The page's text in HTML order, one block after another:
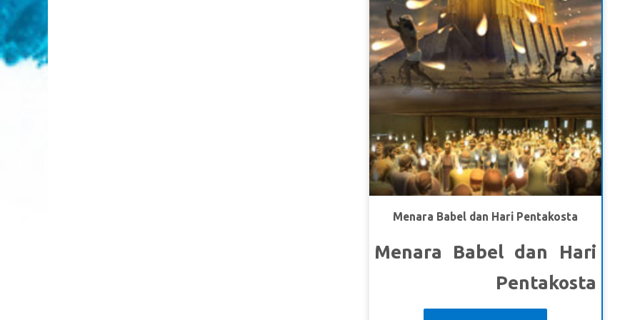
children learn the blessings and rewards of
faithful service.
Menara Babel dan Hari Pentakosta
Menara Babel dan Hari
Pentakosta
Chris, Joy dan Gizmo tidak bisa memahami teman